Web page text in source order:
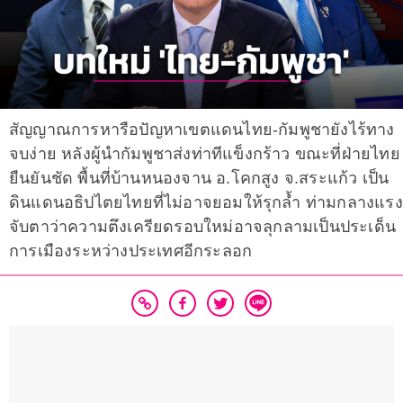
สัญญาณการหารือปัญหาเขตแดนไทย-กัมพูชายังไร้ทาง
จบง่าย หลังผู้นำกัมพูชาส่งท่าทีแข็งกร้าว ขณะที่ฝ่ายไทย
ยืนยันชัด พื้นที่บ้านหนองจาน อ.โคกสูง จ.สระแก้ว เป็น
ดินแดนอธิปไตยไทยที่ไม่อาจยอมให้รุกล้ำ ท่ามกลางแรง
จับตาว่าความตึงเครียดรอบใหม่อาจลุกลามเป็นประเด็น
การเมืองระหว่างประเทศอีกระลอก